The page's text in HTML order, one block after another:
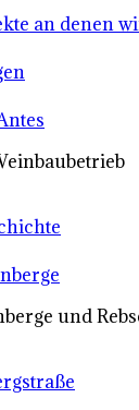
an denen
und